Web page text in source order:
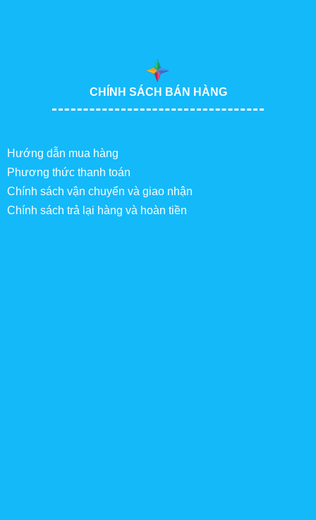
CHÍNH SÁCH BÁN HÀNG
Hướng dẫn mua hàng
Phương thức thanh toán
Chính sách vận chuyển và giao nhận
Chính sách trả lại hàng và hoàn tiền